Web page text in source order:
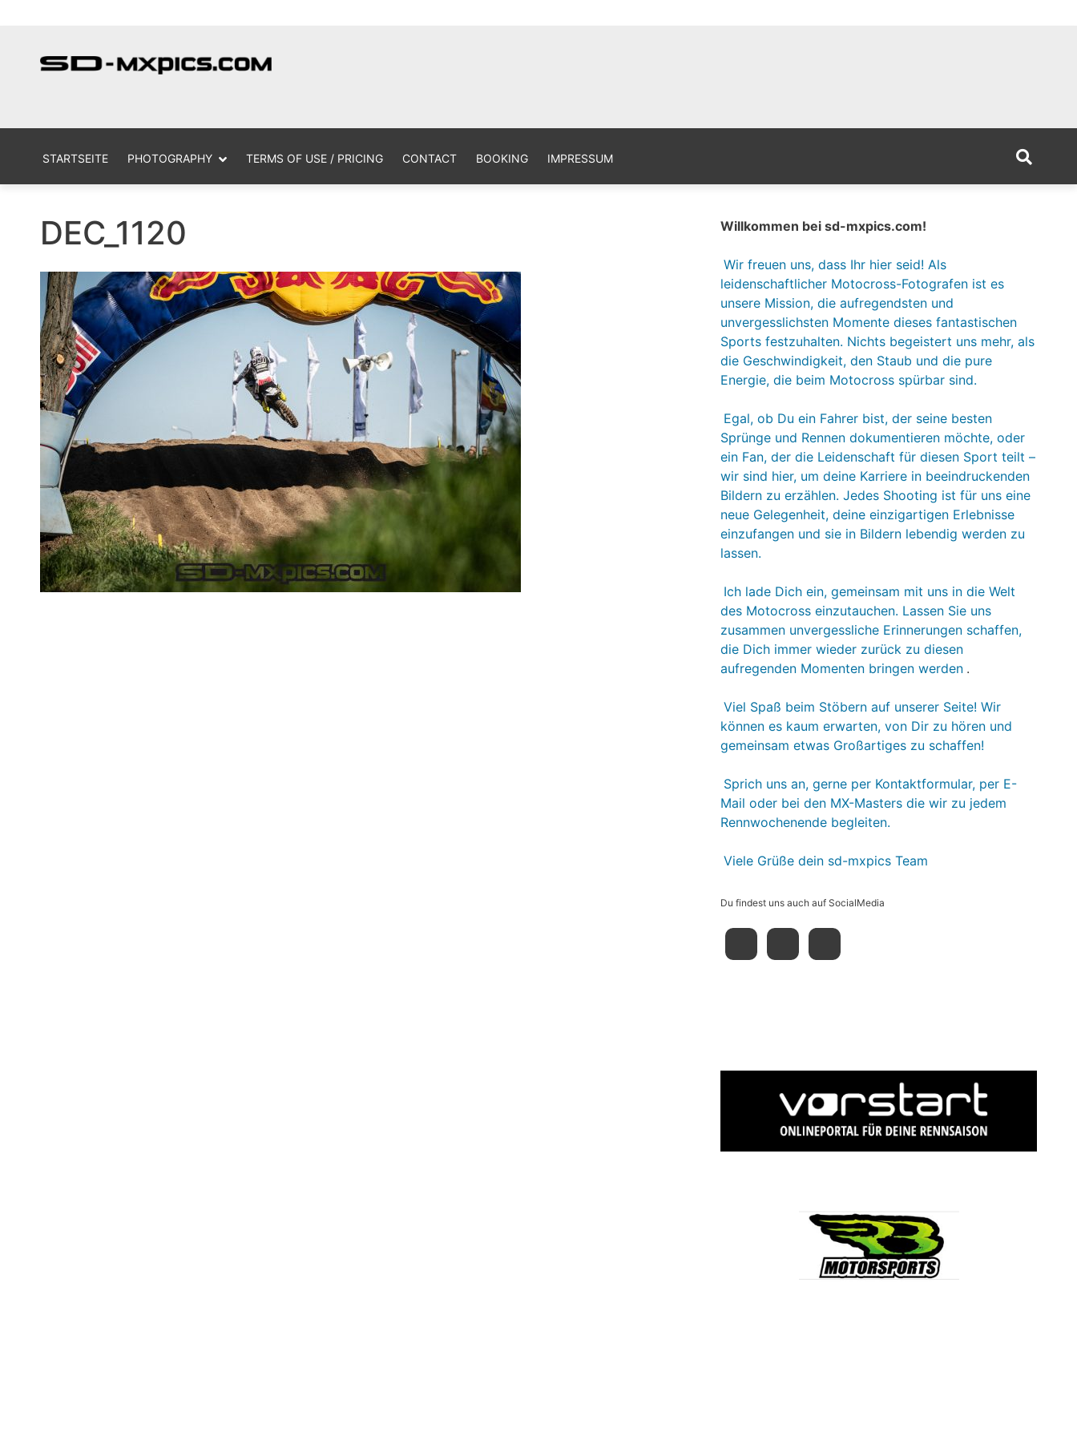
content
STARTSEITE PHOTOGRAPHY TERMS OF USE / PRICING CONTACT BOOKING IMPRESSUM
DEC_1120 Willkommen bei sd-mxpics.com!
Wir freuen uns, dass Ihr hier seid! Als
leidenschaftlicher Motocross-Fotografen ist es
unsere Mission, die aufregendsten und
unvergesslichsten Momente dieses fantastischen
Sports festzuhalten. Nichts begeistert uns mehr, als
die Geschwindigkeit, den Staub und die pure
Energie, die beim Motocross spürbar sind.
Egal, ob Du ein Fahrer bist, der seine besten
Sprünge und Rennen dokumentieren möchte, oder
ein Fan, der die Leidenschaft für diesen Sport teilt –
wir sind hier, um deine Karriere in beeindruckenden
Bildern zu erzählen. Jedes Shooting ist für uns eine
neue Gelegenheit, deine einzigartigen Erlebnisse
einzufangen und sie in Bildern lebendig werden zu
lassen.
Ich lade Dich ein, gemeinsam mit uns in die Welt
des Motocross einzutauchen. Lassen Sie uns
zusammen unvergessliche Erinnerungen schaffen,
die Dich immer wieder zurück zu diesen
aufregenden Momenten bringen werden .
Viel Spaß beim Stöbern auf unserer Seite! Wir
können es kaum erwarten, von Dir zu hören und
gemeinsam etwas Großartiges zu schaffen!
Sprich uns an, gerne per Kontaktformular, per E-
Mail oder bei den MX-Masters die wir zu jedem
Rennwochenende begleiten.
Viele Grüße dein sd-mxpics Team
Du findest uns auch auf SocialMedia